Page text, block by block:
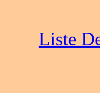
Liste